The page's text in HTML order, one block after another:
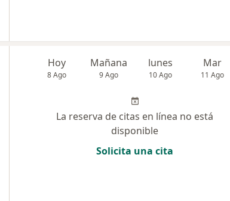
Hoy
8 Ago
Mañana
9 Ago
lunes
10 Ago
Mar
11 Ago
La reserva de citas en línea no está
disponible
Solicita una cita